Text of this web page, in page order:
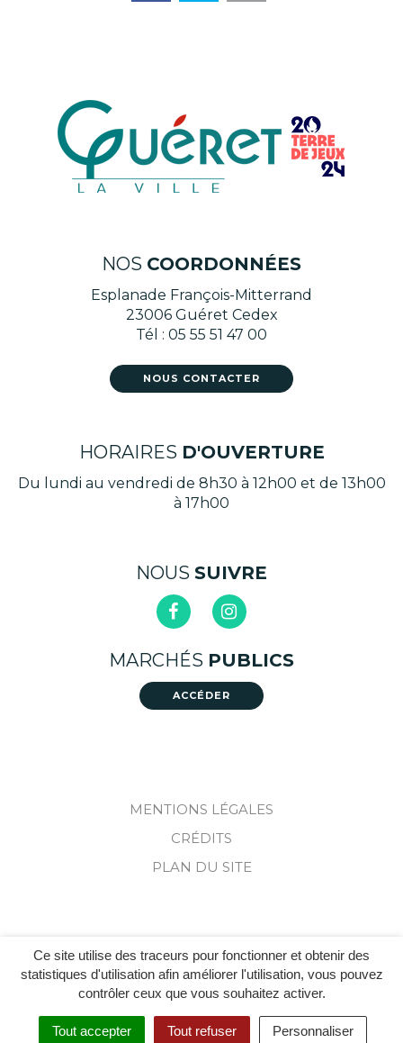
Ce site utilise des traceurs pour fonctionner et obtenir des
statistiques d'utilisation afin améliorer l'utilisation, vous pouvez
contrôler ceux que vous souhaitez activer.
Tout accepter Tout refuser Personnaliser
NOS COORDONNÉES
Esplanade François-Mitterrand
23006 Guéret Cedex
Tél : 05 55 51 47 00
NOUS CONTACTER
HORAIRES D'OUVERTURE
Du lundi au vendredi de 8h30 à 12h00 et de 13h00
à 17h00
NOUS SUIVRE
Lien
vers
le
compte
Lien
le
compte
MARCHÉS PUBLICS
ACCÉDER
MENTIONS LÉGALES
CRÉDITS
PLAN DU SITE